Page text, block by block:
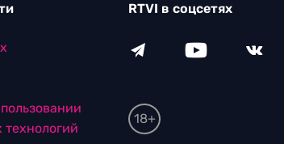
RTVI в соцсетях
18+